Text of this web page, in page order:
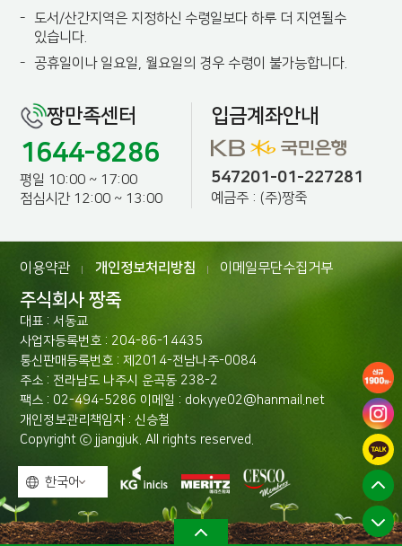
-
도서/산간지역은 지정하신 수령일보다 하루 더 지연될수
있습니다.
-
공휴일이나 일요일, 월요일의 경우 수령이 불가능합니다.
짱만족센터
1644-8286
평일 10:00 ~ 17:00
점심시간 12:00 ~ 13:00
입금계좌안내
547201-01-227281
예금주 : (주)짱죽
이용약관 개인정보처리방침 이메일무단수집거부
주식회사 짱죽
대표 : 서동교
사업자등록번호 : 204-86-14435
통신판매등록번호 : 제2014-전남나주-0084
주소 : 전라남도 나주시 운곡동 238-2
팩스 : 02-494-5286 이메일 : dokyye02@hanmail.net
개인정보관리책임자 : 신승철
Copyright ⓒ jjangjuk. All rights reserved.
한국어